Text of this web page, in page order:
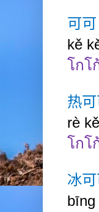
可可
kě
โกโ
热
rè kě
โกโ
冰
bīng